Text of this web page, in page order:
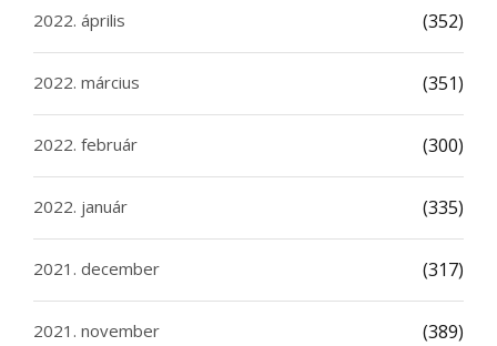
2022. április (352)
2022. március (351)
2022. február (300)
2022. január (335)
2021. december (317)
2021. november (389)